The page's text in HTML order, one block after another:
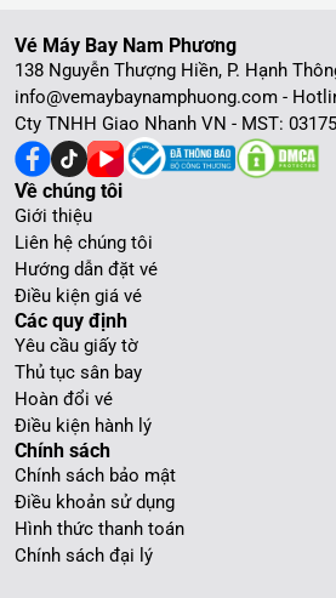
Chính sách
Chính sách bảo mật
Điều khoản sử dụng
Hình thức thanh toán
Chính sách đại lý
Các quy định
Yêu cầu giấy tờ
Thủ tục sân bay
Hoàn đổi vé
Điều kiện hành lý
Về chúng tôi
Giới thiệu
Liên hệ chúng tôi
Hướng dẫn đặt vé
Điều kiện giá vé
Vé Máy Bay Nam Phương
138 Nguyễn Thượng Hiền, P. Hạnh
info@vemaybaynamphuong.com -
Cty TNHH Giao Nhanh VN - MST: